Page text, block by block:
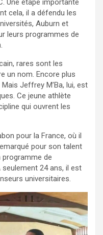
Une étape importante
cela, il a défendu les
Auburn et
leurs programmes de
rares sont les
un nom. Encore plus
Jeffrey M’Ba, lui, est
Ce jeune athlète
qui ouvrent les
pour la France, où il
pour son talent
programme de
24 ans, il est
universitaires.